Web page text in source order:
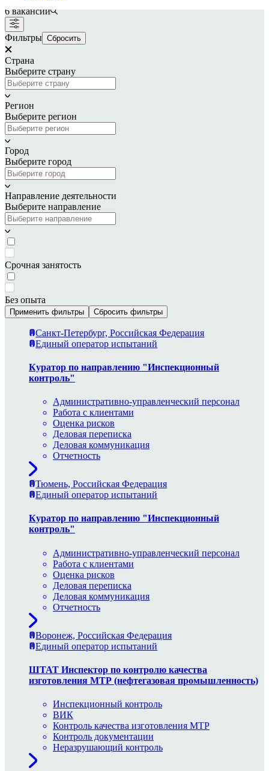
6вакансий
Фильтры Сбросить
Страна
Выберите страну
Регион
Выберите регион
Город
Выберите город
Направление деятельности
Выберите направление
Срочная занятость
Без опыта
Применить фильтры Сбросить фильтры
Санкт-Петербург, Российская Федерация
Единый оператор испытаний
Куратор по направлению "Инспекционный
контроль"
Административно-управленческий персонал
Работа с клиентами
Оценка рисков
Деловая переписка
Деловая коммуникация
Отчетность
Тюмень, Российская Федерация
Единый оператор испытаний
Куратор по направлению "Инспекционный
контроль"
Административно-управленческий персонал
Работа с клиентами
Оценка рисков
Деловая переписка
Деловая коммуникация
Отчетность
Воронеж, Российская Федерация
Единый оператор испытаний
ШТАТ Инспектор по контролю качества
изготовления МТР (нефтегазовая промышленность)
Инспекционный контроль
ВИК
Контроль качества изготовления МТР
Контроль документации
Неразрушающий контроль